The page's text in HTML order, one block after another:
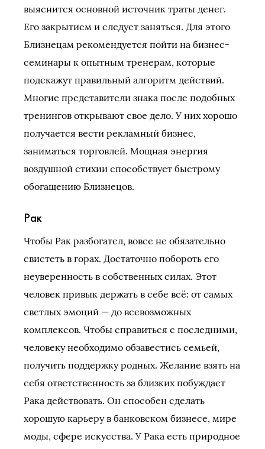
выяснится основной источник траты денег.
Его закрытием и следует заняться. Для этого
Близнецам рекомендуется пойти на бизнес-
семинары к опытным тренерам, которые
подскажут правильный алгоритм действий.
Многие представители знака после подобных
тренингов открывают свое дело. У них хорошо
получается вести рекламный бизнес,
заниматься торговлей. Мощная энергия
воздушной стихии способствует быстрому
обогащению Близнецов.
Рак
Чтобы Рак разбогател, вовсе не обязательно
свистеть в горах. Достаточно побороть его
неуверенность в собственных силах. Этот
человек привык держать в себе всё: от самых
светлых эмоций — до всевозможных
комплексов. Чтобы справиться с последними,
человеку необходимо обзавестись семьей,
получить поддержку родных. Желание взять на
себя ответственность за близких побуждает
Рака действовать. Он способен сделать
хорошую карьеру в банковском бизнесе, мире
моды, сфере искусства. У Рака есть природное